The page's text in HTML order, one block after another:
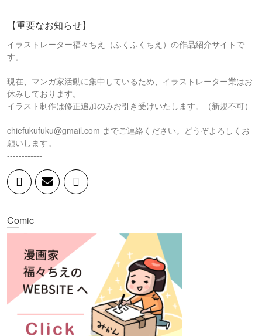
【重要なお知らせ】
イラストレーター福々ちえ（ふくふくちえ）の作品紹介サイトで
す。
現在、マンガ家活動に集中しているため、イラストレーター業はお
休みしております。
イラスト制作は修正追加のみお引き受けいたします。（新規不可）
chiefukufuku@gmail.com までご連絡ください。どうぞよろしくお
願いします。
------------
Comic